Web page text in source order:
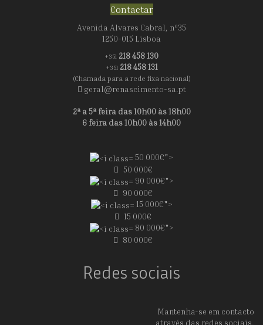
Contactar
Avenida Alvares Cabral, nº35
1250-015 Lisboa
+351 218 458 130
+351 218 458 131
(Chamada para a rede fixa nacional)
geral@renascimento-sa.pt
2ª a 5ª feira das 10h00 às 18h00
6 feira das 10h00 às 14h00
50 000€">
50 000€
90 000€">
90 000€
15 000€">
15 000€
80 000€">
80 000€
Redes sociais
Mantenha-se em contacto
através das redes sociais.